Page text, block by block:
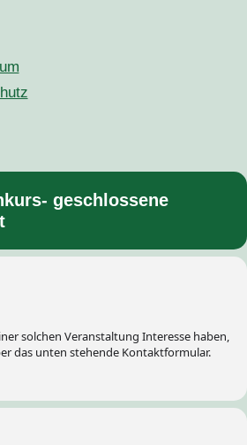
geschlossene
solchen Veranstaltung Interesse haben,
das unten stehende Kontaktformular.